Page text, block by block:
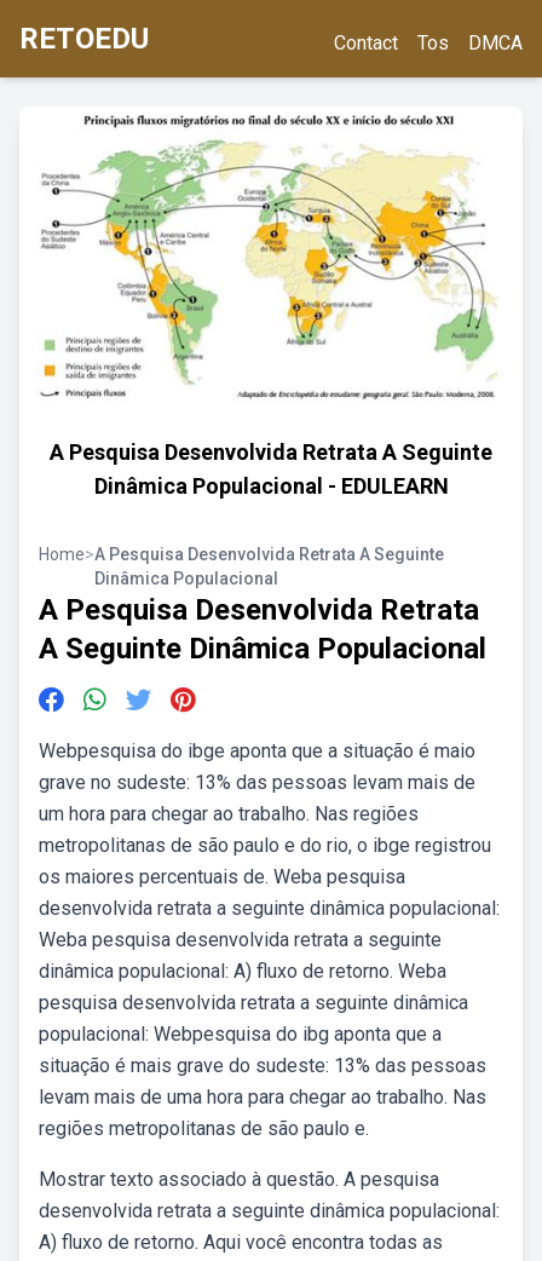
RETOEDU Contact Tos DMCA
A Pesquisa Desenvolvida Retrata A Seguinte
Dinâmica Populacional - EDULEARN
Home>A Pesquisa Desenvolvida Retrata A Seguinte
Dinâmica Populacional
A Pesquisa Desenvolvida Retrata
A Seguinte Dinâmica Populacional
Webpesquisa do ibge aponta que a situação é maio
grave no sudeste: 13% das pessoas levam mais de
um hora para chegar ao trabalho. Nas regiões
metropolitanas de são paulo e do rio, o ibge registrou
os maiores percentuais de. Weba pesquisa
desenvolvida retrata a seguinte dinâmica populacional:
Weba pesquisa desenvolvida retrata a seguinte
dinâmica populacional: A) fluxo de retorno. Weba
pesquisa desenvolvida retrata a seguinte dinâmica
populacional: Webpesquisa do ibg aponta que a
situação é mais grave do sudeste: 13% das pessoas
levam mais de uma hora para chegar ao trabalho. Nas
regiões metropolitanas de são paulo e.
Mostrar texto associado à questão. A pesquisa
desenvolvida retrata a seguinte dinâmica populacional:
A) fluxo de retorno. Aqui você encontra todas as